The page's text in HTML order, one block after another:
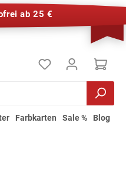
ab 25 €
Farbkarten Sale % Blog